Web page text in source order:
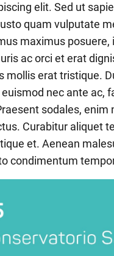
elit. Sed ut
quam vulputate
maximus
ac orci et erat
erat tristique.
nec ante ac,
sodales,
Curabitur aliquet
et. Aenean
condimentum